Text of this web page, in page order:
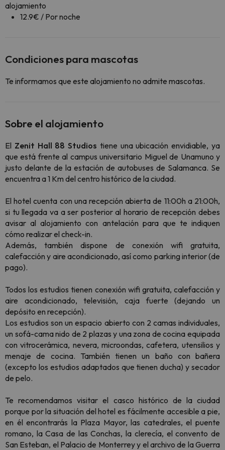
alojamiento
12.9€ / Por noche
Condiciones para mascotas
Te informamos que este alojamiento no admite mascotas.
Sobre el alojamiento
El Zenit Hall 88 Studios tiene una ubicación envidiable, ya
que está frente al campus universitario Miguel de Unamuno y
justo delante de la estación de autobuses de Salamanca. Se
encuentra a 1 Km del centro histórico de la ciudad.
El hotel cuenta con una recepción abierta de 11:00h a 21:00h,
si tu llegada va a ser posterior al horario de recepción debes
avisar al alojamiento con antelación para que te indiquen
cómo realizar el check-in.
Además, también dispone de conexión wifi gratuita,
calefacción y aire acondicionado, así como parking interior (de
pago).
Todos los estudios tienen conexión wifi gratuita, calefacción y
aire acondicionado, televisión, caja fuerte (dejando un
depósito en recepción).
Los estudios son un espacio abierto con 2 camas individuales,
un sofá-cama nido de 2 plazas y una zona de cocina equipada
con vitrocerámica, nevera, microondas, cafetera, utensilios y
menaje de cocina. También tienen un baño con bañera
(excepto los estudios adaptados que tienen ducha) y secador
de pelo.
Te recomendamos visitar el casco histórico de la ciudad
porque por la situación del hotel es fácilmente accesible a pie,
en él encontrarás la Plaza Mayor, las catedrales, el puente
romano, la Casa de las Conchas, la clerecía, el convento de
San Esteban, el Palacio de Monterrey y el archivo de la Guerra